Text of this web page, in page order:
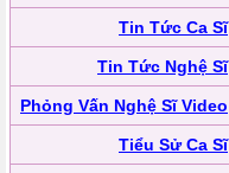
Tin Tức Ca Sĩ
Tin Tức Nghệ Sĩ
Phỏng Vấn Nghệ Sĩ Video
Tiểu Sử Ca Sĩ